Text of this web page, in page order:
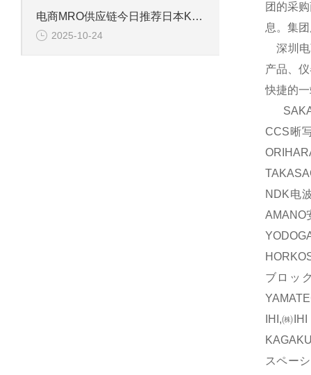
电商MRO供应链今日推荐日本KYOWA共和电业应变片KFGS-1-120-D17-11 L3M2S
2025-10-24
团的采
息。集
深圳电
产品、
快捷的
CCS晰
NDK电
AMANO
ブロッ
IHI,㈱
スペー